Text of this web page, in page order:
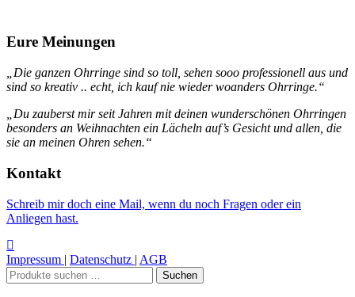
Eure Meinungen
„Die ganzen Ohrringe sind so toll, sehen sooo professionell aus und
sind so kreativ .. echt, ich kauf nie wieder woanders Ohrringe.“
„Du zauberst mir seit Jahren mit deinen wunderschönen Ohrringen
besonders an Weihnachten ein Lächeln auf’s Gesicht und allen, die
sie an meinen Ohren sehen.“
Kontakt
Schreib mir doch eine Mail, wenn du noch Fragen oder ein
Anliegen hast.
Impressum | Datenschutz | AGB
Suchen
nach:
Suchen